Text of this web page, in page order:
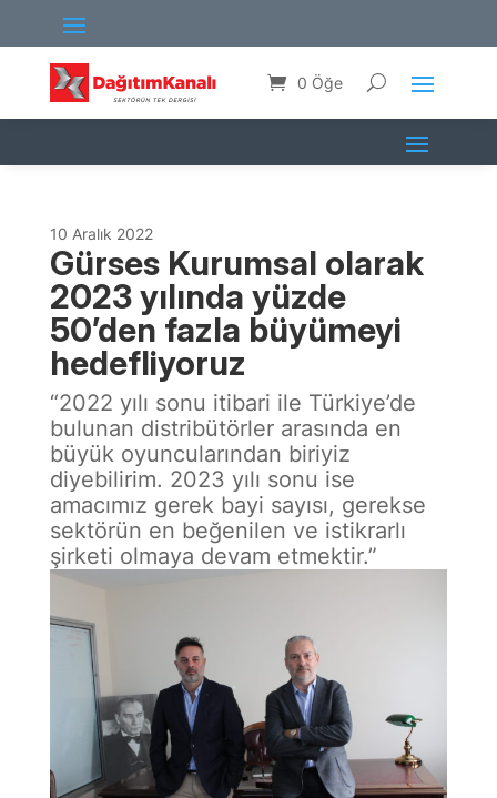
0 Öğe
10 Aralık 2022
Gürses Kurumsal olarak
2023 yılında yüzde
50’den fazla büyümeyi
hedefliyoruz
“2022 yılı sonu itibari ile Türkiye’de
bulunan distribütörler arasında en
büyük oyuncularından biriyiz
diyebilirim. 2023 yılı sonu ise
amacımız gerek bayi sayısı, gerekse
sektörün en beğenilen ve istikrarlı
şirketi olmaya devam etmektir.”